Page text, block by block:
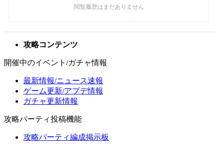
攻略コンテンツ
開催中のイベント/ガチャ情報
最新情報/ニュース速報
ゲーム更新/アプデ情報
ガチャ更新情報
攻略パーティ投稿機能
攻略パーティ編成掲示板